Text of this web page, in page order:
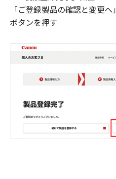
「ご登録製品の確認と変更へ」
ボタンを押す